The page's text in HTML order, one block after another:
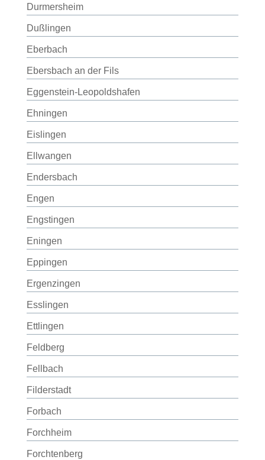
Durmersheim
Dußlingen
Eberbach
Ebersbach an der Fils
Eggenstein-Leopoldshafen
Ehningen
Eislingen
Ellwangen
Endersbach
Engen
Engstingen
Eningen
Eppingen
Ergenzingen
Esslingen
Ettlingen
Feldberg
Fellbach
Filderstadt
Forbach
Forchheim
Forchtenberg